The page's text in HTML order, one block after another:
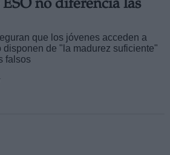
no diferencia las
que los jóvenes acceden a
disponen de "la madurez suficiente"
falsos